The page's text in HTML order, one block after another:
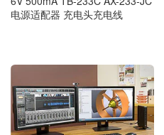
电源适配器 充电头充电线